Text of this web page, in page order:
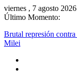
viernes , 7 agosto 2026
Último Momento: